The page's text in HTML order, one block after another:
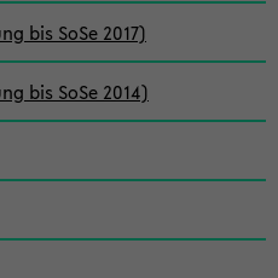
bis SoSe 2017)
bis SoSe 2014)